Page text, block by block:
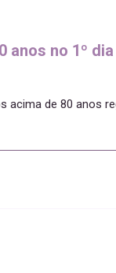
anos no 1º
acima de 80 anos